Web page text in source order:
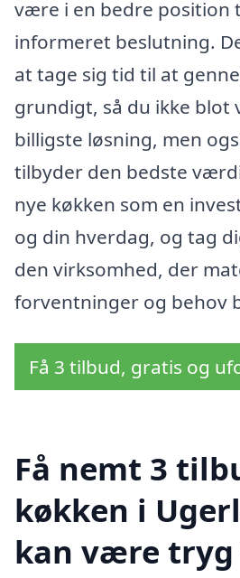
være i en bedre position
informeret beslutning.
at tage sig tid til at
grundigt, så du ikke blot
billigste løsning, men
tilbyder den bedste
nye køkken som en
og din hverdag, og tag
den virksomhed, der
forventninger og behov
Få 3 tilbud, gratis og
Få nemt 3
køkken i
kan være tryg